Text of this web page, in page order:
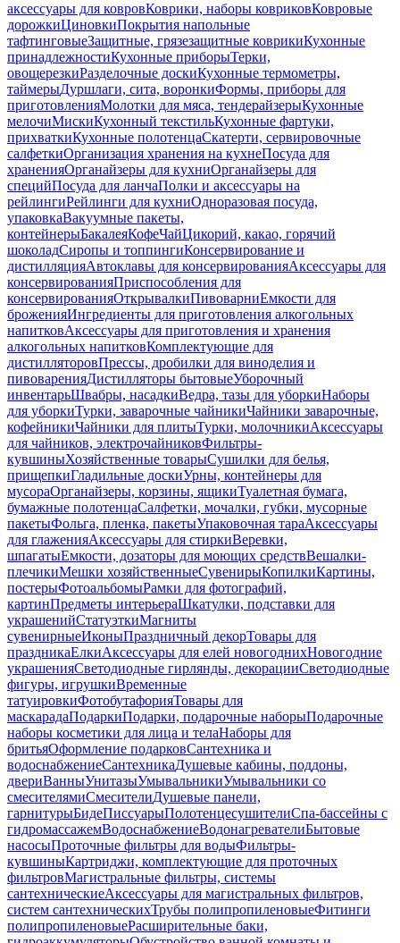
аксессуары для ковровКоврики, наборы ковриковКовровые
дорожкиЦиновкиПокрытия напольные
тафтинговыеЗащитные, грязезащитные коврикиКухонные
принадлежностиКухонные приборыТерки,
овощерезкиРазделочные доскиКухонные термометры,
таймерыДуршлаги, сита, воронкиФормы, приборы для
приготовленияМолотки для мяса, тендерайзерыКухонные
мелочиМискиКухонный текстильКухонные фартуки,
прихваткиКухонные полотенцаСкатерти, сервировочные
салфеткиОрганизация хранения на кухнеПосуда для
храненияОрганайзеры для кухниОрганайзеры для
специйПосуда для ланчаПолки и аксессуары на
рейлингиРейлинги для кухниОдноразовая посуда,
упаковкаВакуумные пакеты,
контейнерыБакалеяКофеЧайЦикорий, какао, горячий
шоколадСиропы и топпингиКонсервирование и
дистилляцияАвтоклавы для консервированияАксессуары для
консервированияПриспособления для
консервированияОткрывалкиПивоварниЕмкости для
броженияИнгредиенты для приготовления алкогольных
напитковАксессуары для приготовления и хранения
алкогольных напитковКомплектующие для
дистилляторовПрессы, дробилки для виноделия и
пивоваренияДистилляторы бытовыеУборочный
инвентарьШвабры, насадкиВедра, тазы для уборкиНаборы
для уборкиТурки, заварочные чайникиЧайники заварочные,
кофейникиЧайники для плитыТурки, молочникиАксессуары
для чайников, электрочайниковФильтры-
кувшиныХозяйственные товарыСушилки для белья,
прищепкиГладильные доскиУрны, контейнеры для
мусораОрганайзеры, корзины, ящикиТуалетная бумага,
бумажные полотенцаСалфетки, мочалки, губки, мусорные
пакетыФольга, пленка, пакетыУпаковочная тараАксессуары
для глаженияАксессуары для стиркиВеревки,
шпагатыЕмкости, дозаторы для моющих средствВешалки-
плечикиМешки хозяйственныеСувенирыКопилкиКартины,
постерыФотоальбомыРамки для фотографий,
картинПредметы интерьераШкатулки, подставки для
украшенийСтатуэткиМагниты
сувенирныеИконыПраздничный декорТовары для
праздникаЕлкиАксессуары для елей новогоднихНовогодние
украшенияСветодиодные гирлянды, декорацииСветодиодные
фигуры, игрушкиВременные
татуировкиФотобутафорияТовары для
маскарадаПодаркиПодарки, подарочные наборыПодарочные
наборы косметики для лица и телаНаборы для
бритьяОформление подарковСантехника и
водоснабжениеСантехникаДушевые кабины, поддоны,
двериВанныУнитазыУмывальникиУмывальники со
смесителямиСмесителиДушевые панели,
гарнитурыБидеПиссуарыПолотенцесушителиСпа-бассейны с
гидромассажемВодоснабжениеВодонагревателиБытовые
насосыПроточные фильтры для водыФильтры-
кувшиныКартриджи, комплектующие для проточных
фильтровМагистральные фильтры, системы
сантехническиеАксессуары для магистральных фильтров,
систем сантехническихТрубы полипропиленовыеФитинги
полипропиленовыеРасширительные баки,